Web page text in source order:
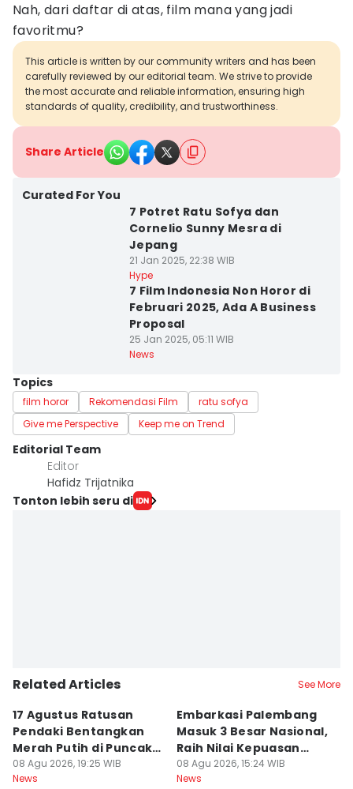
Nah, dari daftar di atas, film mana yang jadi
favoritmu?
This article is written by our community writers and has been
carefully reviewed by our editorial team. We strive to provide
the most accurate and reliable information, ensuring high
standards of quality, credibility, and trustworthiness.
Share Article
Curated For You
7 Potret Ratu Sofya dan
Cornelio Sunny Mesra di
Jepang
21 Jan 2025, 22:38 WIB
Hype
7 Film Indonesia Non Horor di
Februari 2025, Ada A Business
Proposal
25 Jan 2025, 05:11 WIB
News
Topics
film horor Rekomendasi Film
ratu sofya
Give me Perspective
Keep me on Trend
Editorial Team
Editor
Hafidz Trijatnika
Tonton lebih seru di
Related Articles See More
17 Agustus Ratusan
Pendaki Bentangkan
Merah Putih di Puncak
Dempo
08 Agu 2026, 19:25 WIB
News
Embarkasi Palembang
Masuk 3 Besar Nasional,
Raih Nilai Kepuasan
86,65
08 Agu 2026, 15:24 WIB
News